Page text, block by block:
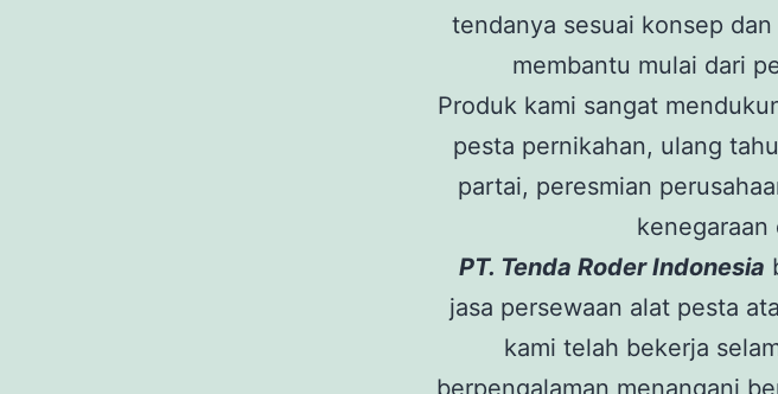
tendanya sesuai konsep
membantu mulai dari
Produk kami sangat
pesta pernikahan, ulang
partai, peresmian
kenegaraan
PT. Tenda Roder Indonesia
jasa persewaan alat pesta
kami telah bekerja